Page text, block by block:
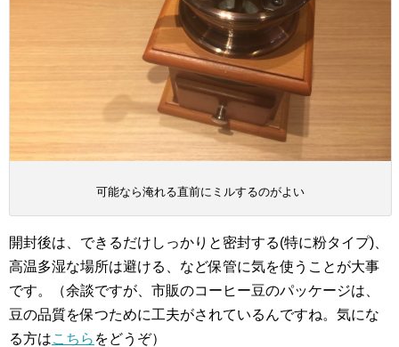
可能なら淹れる直前にミルするのがよい
開封後は、できるだけしっかりと密封する(特に粉タイプ)、
高温多湿な場所は避ける、など保管に気を使うことが大事
です。（余談ですが、市販のコーヒー豆のパッケージは、
豆の品質を保つために工夫がされているんですね。気にな
る方はこちら をどうぞ）